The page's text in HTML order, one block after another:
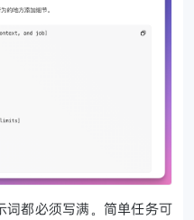
都必须写满。简单任务可